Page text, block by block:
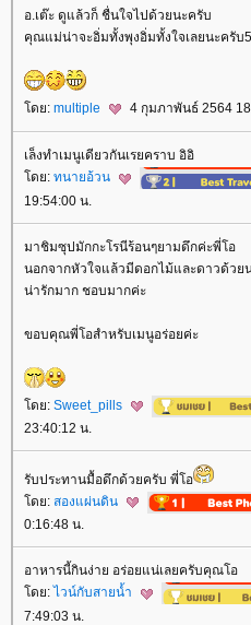
อ.เต๊ะ ดูแล้วก็ ชื่นใจไปด้วยนะครับ
คุณแม่น่าจะอิ่มทั้งพุงอิ่มทั้งใจเลยนะครับ
ดย: multiple 4 กุมภาพันธ์ 2564
เล็งทำเมนูเดียวกันเรยคราบ อิอิ
ดย: ทนายอ้วน
19:54:00 น.
มาชิมซุปมักกะโรนีร้อนๆยามดึกค่ะพี่โอ
นอกจากหัวใจแล้วมีดอกไม้และดาวด้วย
น่ารักมาก ชอบมากค่ะ
ขอบคุณพี่โอสำหรับเมนูอร่อยค่ะ
ดย: Sweet_pills
23:40:12 น.
รับประทานมื้อดึกด้วยครับ พี่โอ
ดย: สองแผ่นดิน
0:16:48 น.
อาหารนี้กินง่าย อร่อยแน่เลยครับคุณโอ
ดย: ไวน์กับสายน้ำ
7:49:03 น.